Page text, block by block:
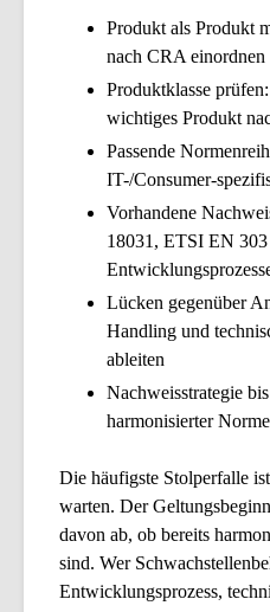
Produkt als Produkt
nach CRA einordnen
Produktklasse
wichtiges Produkt
Passende
IT-/Consumer-
Vorhandene
18031, ETSI EN
Lücken gegenüber
Handling und
ableiten
Nachweisstrategie
harmonisierter
Die häufigste Stolperfalle
warten. Der
davon ab, ob bereits
sind. Wer
Entwicklungsprozess,